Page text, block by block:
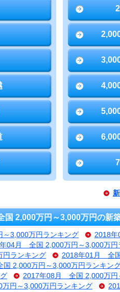
2,000万円～3,000万円の新
3,000万円ランキング
2018
04月 全国 2,000万円～3,000万円
ランキング
2018年01月 全
2,000万円～3,000万円ランキン
2017年08月 全国 2,000万円
円～3,000万円ランキング